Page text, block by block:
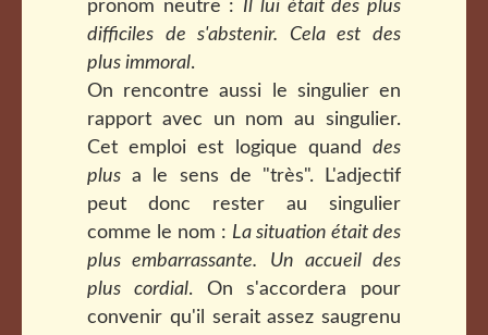
pronom neutre : Il lui était des plus
difficiles de s'abstenir. Cela est des
plus immoral.
On rencontre aussi le singulier en
rapport avec un nom au singulier.
Cet emploi est logique quand des
plus a le sens de "très". L'adjectif
peut donc rester au singulier
comme le nom : La situation était des
plus embarrassante.
Un accueil des
plus cordial. On s'accordera pour
convenir qu'il serait assez saugrenu